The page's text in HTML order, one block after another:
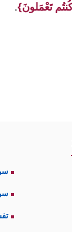
تَعْمَلونَ}.